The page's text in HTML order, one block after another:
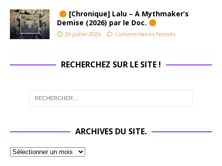
[Chronique] Lalu – A Mythmaker’s
Demise (2026) par le Doc.
29 juillet 2026 Commentaires fermés
RECHERCHEZ SUR LE SITE !
ARCHIVES DU SITE.